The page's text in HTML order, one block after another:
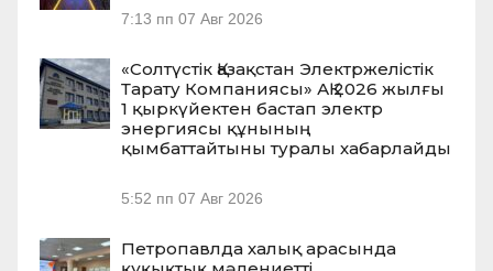
7:13 пп 07 Авг 2026
«Солтүстік Қазақстан Электржелістік
Тарату Компаниясы» АҚ 2026 жылғы
1 қыркүйектен бастап электр
энергиясы құнының
қымбаттайтыны туралы хабарлайды
5:52 пп 07 Авг 2026
Петропавлда халық арасында